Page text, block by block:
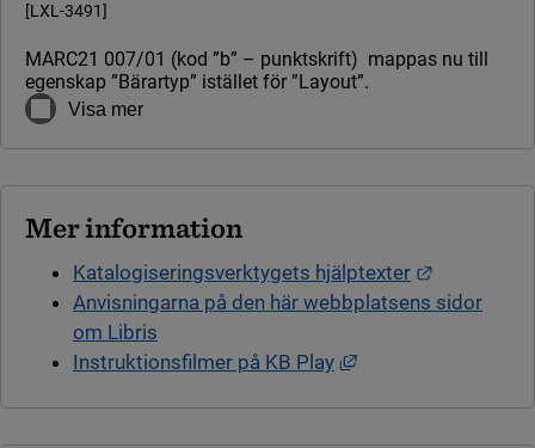
[LXL-3491]
MARC21 007/01 (kod ”b” – punktskrift) mappas nu till
egenskap ”Bärartyp” istället för ”Layout”.
Visa mer
Mer information
Katalogiseringsverktygets hjälptexter
Anvisningarna på den här webbplatsens sidor
om Libris
Instruktionsfilmer på KB Play
Länk till annan